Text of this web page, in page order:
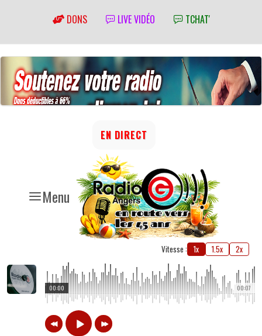
DONS LIVE VIDÉO TCHAT'
Menu
EN DIRECT
Vitesse : 1x 1.5x 2x
00:07
00:00